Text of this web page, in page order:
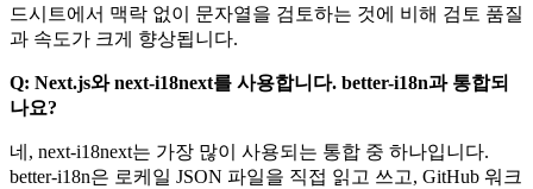
드시트에서 맥락 없이 문자열을 검토하는 것에 비해 검토 품질
과 속도가 크게 향상됩니다.
Q: Next.js와 next-i18next를 사용합니다. better-i18n과 통합되
나요?
네, next-i18next는 가장 많이 사용되는 통합 중 하나입니다.
better-i18n은 로케일 JSON 파일을 직접 읽고 쓰고, GitHub 워크